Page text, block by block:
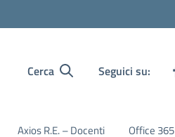
Cerca Seguici su:
Axios R.E. – Docenti Office 365